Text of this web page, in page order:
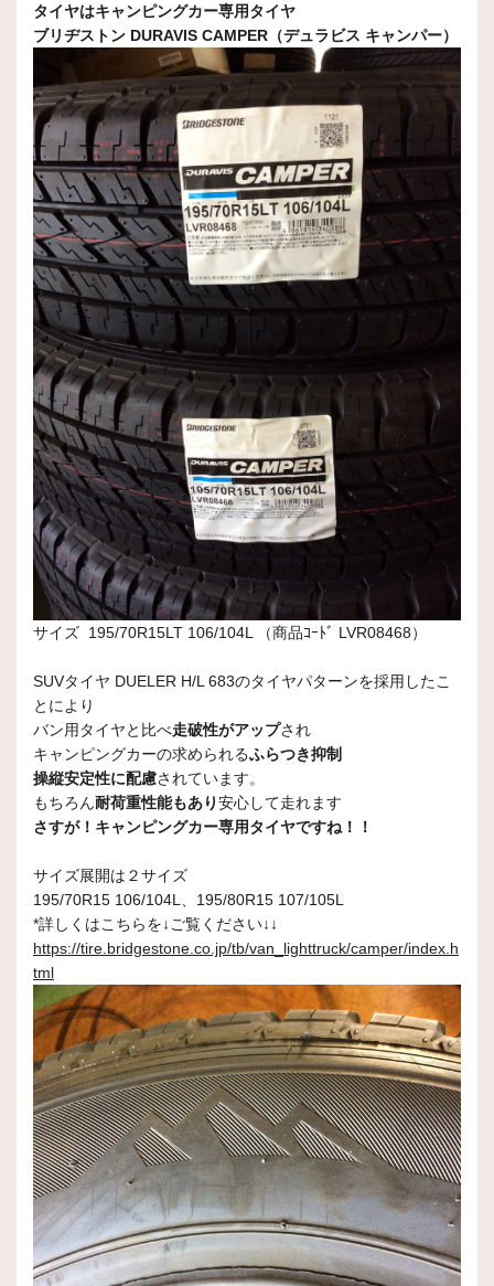
タイヤはキャンピングカー専用タイヤ
ブリヂストン DURAVIS CAMPER（デュラビス キャンパー）
サイズ 195/70R15LT 106/104L （商品ｺｰﾄﾞ LVR08468）
SUVタイヤ DUELER H/L 683のタイヤパターンを採用したこ
とにより
バン用タイヤと比べ走破性がアップされ
キャンピングカーの求められるふらつき抑制
操縦安定性に配慮されています。
もちろん耐荷重性能もあり安心して走れます
さすが！キャンピングカー専用タイヤですね！！
サイズ展開は２サイズ
195/70R15 106/104L、195/80R15 107/105L
*詳しくはこちらを↓ご覧ください↓↓
https://tire.bridgestone.co.jp/tb/van_lighttruck/camper/index.h
tml